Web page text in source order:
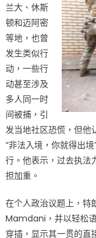
兰大、休斯
顿和迈阿密
等地，也曾
发生类似行
动，一些行
动甚至涉及
多人同一时
间被捕，引
发当地社区恐慌，但他
“非法入境，你就得出
行。他表示，过去执法
担加重。
在个人政治议题上，特
Mamdani，并以轻松
穿插，显示其一贯的直